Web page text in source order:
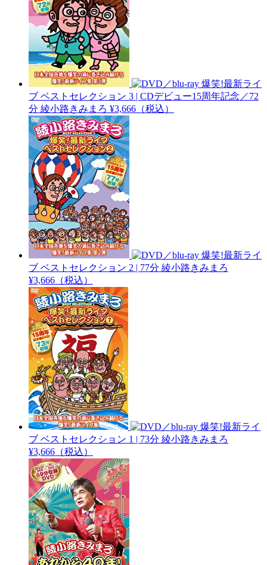
爆笑!最新ライ
ブ ベストセレクション 3 | CDデビュー15周年記念／72
分 綾小路きみまろ ¥3,666（税込）
爆笑!最新ライ
ブ ベストセレクション 2 | 77分 綾小路きみまろ
¥3,666（税込）
爆笑!最新ライ
ブ ベストセレクション 1 | 73分 綾小路きみまろ
¥3,666（税込）